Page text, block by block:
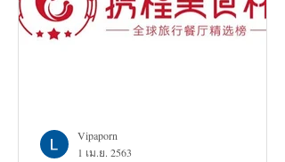
Vipaporn
1 เม.ย. 2563